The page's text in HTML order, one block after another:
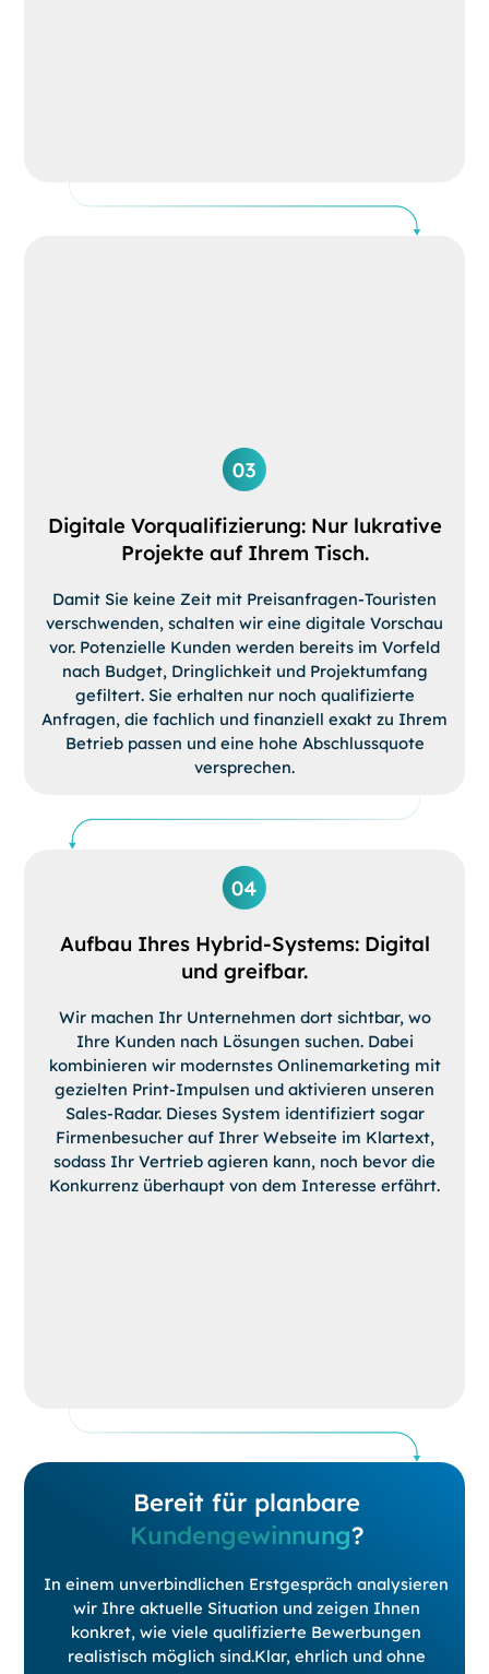
Digitale Vorqualifizierung: Nur lukrative
Projekte auf Ihrem Tisch.
Damit Sie keine Zeit mit Preisanfragen-Touristen
verschwenden, schalten wir eine digitale Vorschau
vor. Potenzielle Kunden werden bereits im Vorfeld
nach Budget, Dringlichkeit und Projektumfang
gefiltert. Sie erhalten nur noch qualifizierte
Anfragen, die fachlich und finanziell exakt zu Ihrem
Betrieb passen und eine hohe Abschlussquote
versprechen.
Aufbau Ihres Hybrid-Systems: Digital
und greifbar.
Wir machen Ihr Unternehmen dort sichtbar, wo
Ihre Kunden nach Lösungen suchen. Dabei
kombinieren wir modernstes Onlinemarketing mit
gezielten Print-Impulsen und aktivieren unseren
Sales-Radar. Dieses System identifiziert sogar
Firmenbesucher auf Ihrer Webseite im Klartext,
sodass Ihr Vertrieb agieren kann, noch bevor die
Konkurrenz überhaupt von dem Interesse erfährt.
Bereit für planbare
Kundengewinnung?
In einem unverbindlichen Erstgespräch analysieren
wir Ihre aktuelle Situation und zeigen Ihnen
konkret, wie viele qualifizierte Bewerbungen
realistisch möglich sind.Klar, ehrlich und ohne